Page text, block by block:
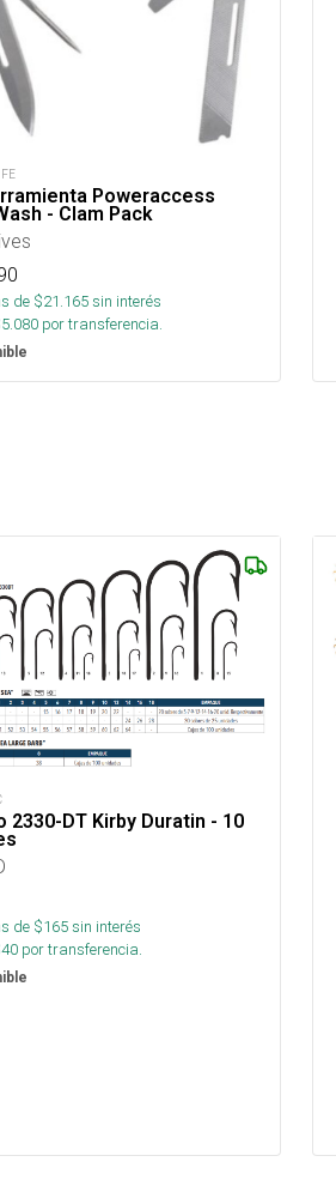
Poweraccess
- Clam Pack
de $21.165sin interés
5.080 por transferencia.
2330-DT Kirby Duratin - 10
de $165sin interés
40 por transferencia.